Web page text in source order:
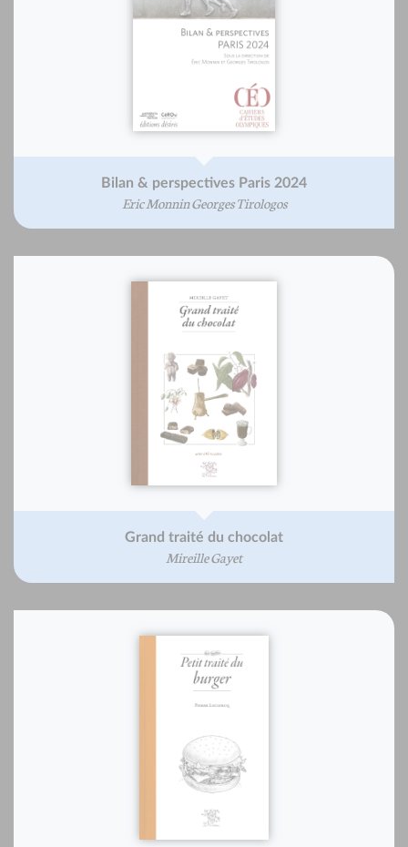
Bilan & perspectives Paris 2024
Eric Monnin Georges Tirologos
Grand traité du chocolat
Mireille Gayet